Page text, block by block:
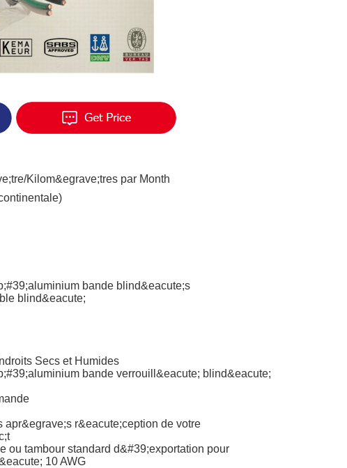
Kilom&egrave;tres par Month
bande blind&eacute;s
blind&eacute;
Secs et Humides
bande verrouill&eacute; blind&eacute;
apr&egrave;s r&eacute;ception de votre
ou tambour standard d&#39;exportation pour
10 AWG